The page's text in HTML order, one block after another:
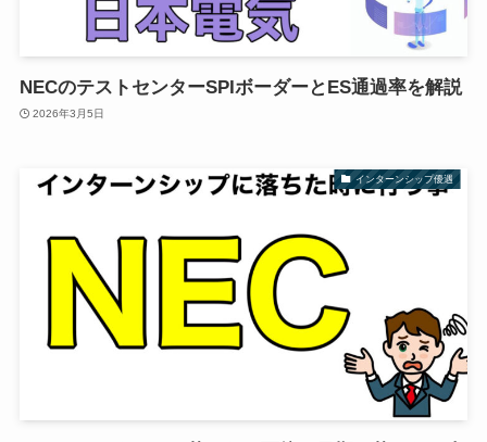
NECのテストセンターSPIボーダーとES通過率を解説
2026年3月5日
インターンシップ優遇